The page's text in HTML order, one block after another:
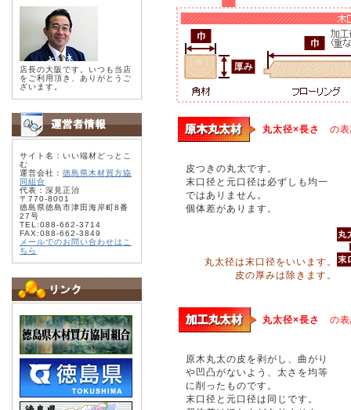
店長の大阪です。いつも当店
をご利用頂き、ありがとうご
ざいます。
サイト名：いい端材どっとこ
む
運営会社： 徳島県木材買方協
同組合
代表：深見正治
〒770-8001
徳島県徳島市津田海岸町8番
27号
TEL:088-662-3714
FAX:088-662-3849
メールでのお問い合わせはこ
ちら
丸太径×長さ の表
皮つきの丸太です。
末口径と元口径は必ずしも均一
ではありません。
個体差があります。
丸太径は末口径をいいます。
皮の厚みは除きます。
丸太径×長さ の表
原木丸太の皮を剥がし、曲がり
や凹凸がないよう、太さを均等
に削ったものです。
末口径と元口径は同じです。